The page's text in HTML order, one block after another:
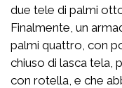
due tele di palmi
Finalmente, un
palmi quattro, con
chiuso di lasca tela,
con rotella, e che